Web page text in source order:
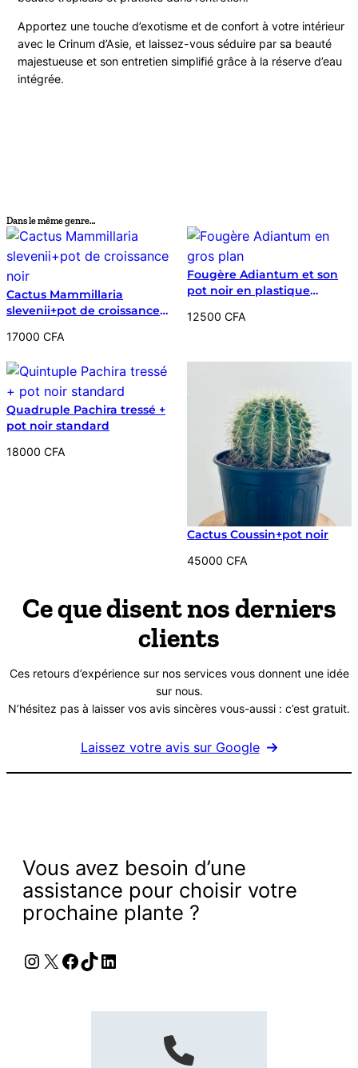
Apportez une touche d’exotisme et de confort à votre intérieur
avec le Crinum d’Asie, et laissez-vous séduire par sa beauté
majestueuse et son entretien simplifié grâce à la réserve d’eau
intégrée.
Dans le même genre…
Cactus Mammillaria
slevenii+pot de croissance
17000 CFA
Fougère Adiantum et son
pot noir en plastique
12500CFA
Quadruple Pachira tressé +
pot noir standard
18000 CFA
Cactus Coussin+pot noir
45000CFA
Ce que disent nos derniers
clients
Ces retours d’expérience sur nos services vous donnent une idée
sur nous.
N’hésitez pas à laisser vos avis sincères vous-aussi : c’est gratuit.
Laissez votre avis sur Google
Vous avez besoin d’une
assistance pour choisir votre
prochaine plante ?
Instagram
X Facebook
TikTok
LinkedIn